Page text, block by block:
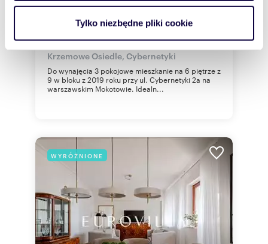
korzystasz z naszej witryny, udostępniamy partnerom
Partnerzy mogą połączyć te informacje z innymi danymi
otrzymanymi od Ciebie lub uzyskanymi podczas
korzystania z ich usług.
Tylko niezbędne pliki cookie
6 000 zł/mc + czynsz: 1 050 zł
mieszkanie Warszawa, Mokotów,
Krzemowe Osiedle, Cybernetyki
Do wynajęcia 3 pokojowe mieszkanie na 6 piętrze z
9 w bloku z 2019 roku przy ul. Cybernetyki 2a na
warszawskim Mokotowie. Idealn...
WYRÓŻNIONE